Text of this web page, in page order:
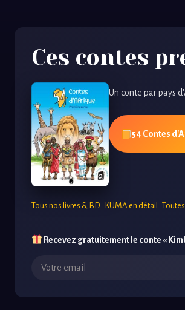
Ces contes
Un conte par pays
54 Contes
Tous nos livres & BD · KUMA en détail ·
Recevez gratuitement le conte «